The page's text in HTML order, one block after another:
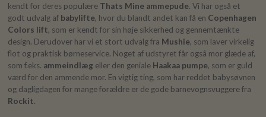
kendt for deres populære Thats Mine ammepude. Vi har også et
godt udvalg af babylifte, hvor du blandt andet kan få en Copenhagen
Colors lift, som er kendt for sin høje sikkerhed og gennemtænkte
design. Derudover har vi et stort udvalg fra Mushie, som laver virkelig
flot og praktisk børneservice. Noget af udstyret får også mor glæde af,
som f.eks. ammeindlæg eller den geniale Haakaa pumpe, som er guld
værd for den ammende mor. En vigtig ting, som har reddet babysøvnen
og dagligdagen for mange forældre er de gode barnevognsvuggere fra
Rockit.